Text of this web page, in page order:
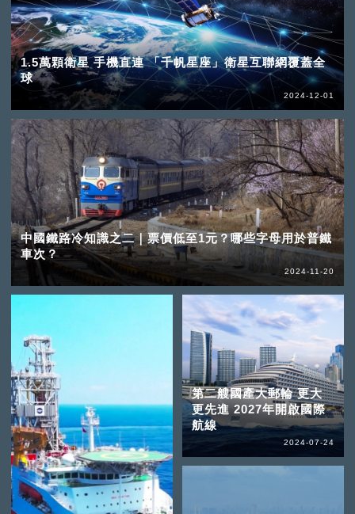
1.5萬顆衛星 手機直連 「千帆星座」衛星互聯網覆蓋全
球
2024-12-01
中國鐵路冷知識之二｜票價低至1元？哪些字母用於普鐵
車次？
2024-11-20
第二艘國產大郵輪 更大
更先進 2027年開啟國際
航線
2024-07-24